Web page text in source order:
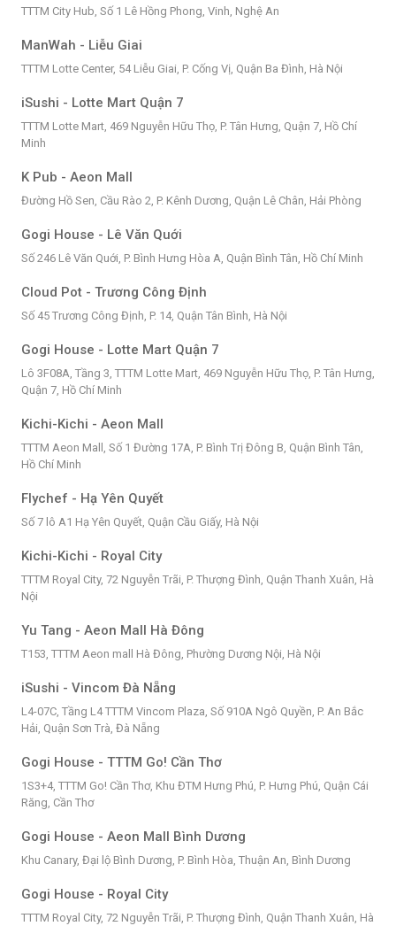
TTTM City Hub, Số 1 Lê Hồng Phong, Vinh, Nghệ An
ManWah - Liễu Giai
TTTM Lotte Center, 54 Liễu Giai, P. Cống Vị, Quận Ba Đình, Hà Nội
iSushi - Lotte Mart Quận 7
TTTM Lotte Mart, 469 Nguyễn Hữu Thọ, P. Tân Hưng, Quận 7, Hồ Chí
Minh
K Pub - Aeon Mall
Đường Hồ Sen, Cầu Rào 2, P. Kênh Dương, Quận Lê Chân, Hải Phòng
Gogi House - Lê Văn Quới
Số 246 Lê Văn Quới, P. Bình Hưng Hòa A, Quận Bình Tân, Hồ Chí Minh
Cloud Pot - Trương Công Định
Số 45 Trương Công Định, P. 14, Quận Tân Bình, Hà Nội
Gogi House - Lotte Mart Quận 7
Lô 3F08A, Tầng 3, TTTM Lotte Mart, 469 Nguyễn Hữu Thọ, P. Tân Hưng,
Quận 7, Hồ Chí Minh
Kichi-Kichi - Aeon Mall
TTTM Aeon Mall, Số 1 Đường 17A, P. Bình Trị Đông B, Quận Bình Tân,
Hồ Chí Minh
Flychef - Hạ Yên Quyết
Số 7 lô A1 Hạ Yên Quyết, Quận Cầu Giấy, Hà Nội
Kichi-Kichi - Royal City
TTTM Royal City, 72 Nguyễn Trãi, P. Thượng Đình, Quận Thanh Xuân, Hà
Nội
Yu Tang - Aeon Mall Hà Đông
T153, TTTM Aeon mall Hà Đông, Phường Dương Nội, Hà Nội
iSushi - Vincom Đà Nẵng
L4-07C, Tầng L4 TTTM Vincom Plaza, Số 910A Ngô Quyền, P. An Bắc
Hải, Quận Sơn Trà, Đà Nẵng
Gogi House - TTTM Go! Cần Thơ
1S3+4, TTTM Go! Cần Thơ, Khu ĐTM Hưng Phú, P. Hưng Phú, Quận Cái
Răng, Cần Thơ
Gogi House - Aeon Mall Bình Dương
Khu Canary, Đại lộ Bình Dương, P. Bình Hòa, Thuận An, Bình Dương
Gogi House - Royal City
TTTM Royal City, 72 Nguyễn Trãi, P. Thượng Đình, Quận Thanh Xuân, Hà